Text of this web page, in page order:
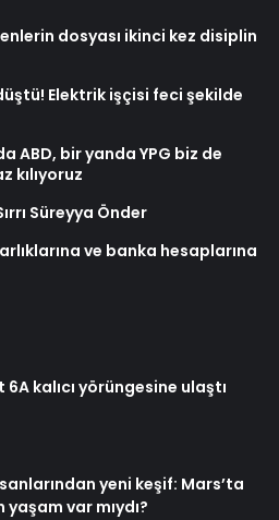
dosyası ikinci kez disiplin
Elektrik işçisi feci şekilde
ABD, bir yanda YPG biz de
kılıyoruz
Süreyya Önder
ve banka hesaplarına
6A kalıcı yörüngesine ulaştı
yeni keşif: Mars’ta
yaşam var mıydı?